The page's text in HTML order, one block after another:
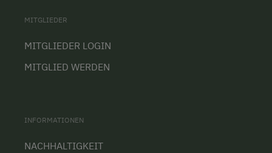
MITGLIEDER
MITGLIEDER LOGIN
MITGLIED WERDEN
INFORMATIONEN
NACHHALTIGKEIT